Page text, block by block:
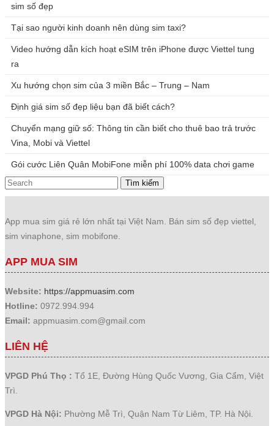
sim số đẹp
Tại sao người kinh doanh nên dùng sim taxi?
Video hướng dẫn kích hoạt eSIM trên iPhone được Viettel tung
ra
Xu hướng chọn sim của 3 miền Bắc – Trung – Nam
Định giá sim số đẹp liệu bạn đã biết cách?
Chuyển mạng giữ số: Thông tin cần biết cho thuê bao trả trước
Vina, Mobi và Viettel
Gói cước Liên Quân MobiFone miễn phí 100% data chơi game
Tìm kiếm
App mua sim giá rẻ lớn nhất tại Việt Nam. Bán sim số đẹp viettel,
sim vinaphone, sim mobifone.
APP MUA SIM
Website: https://appmuasim.com
Hotline: 0972.994.994
Email: appmuasim.com@gmail.com
LIÊN HỆ
VPGD Phú Thọ : Tổ 1E, Đường Hùng Quốc Vương, Gia Cẩm, Việt
Trì.
VPGD Hà Nội: Phường Mễ Trì, Quận Nam Từ Liêm, TP. Hà Nội.